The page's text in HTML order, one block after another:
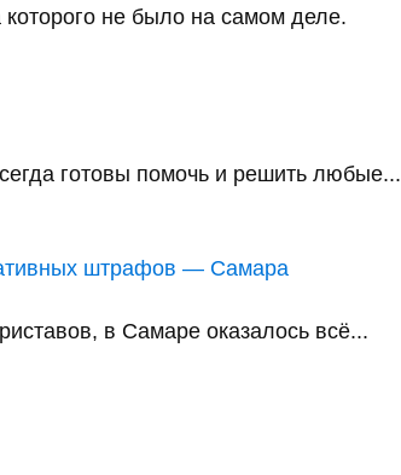
не было на самом деле.
готовы помочь и решить любые...
штрафов — Самара
в Самаре оказалось всё...